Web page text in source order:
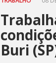
Buri